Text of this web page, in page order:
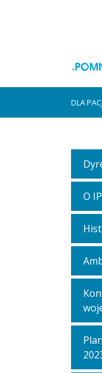
DLA
O